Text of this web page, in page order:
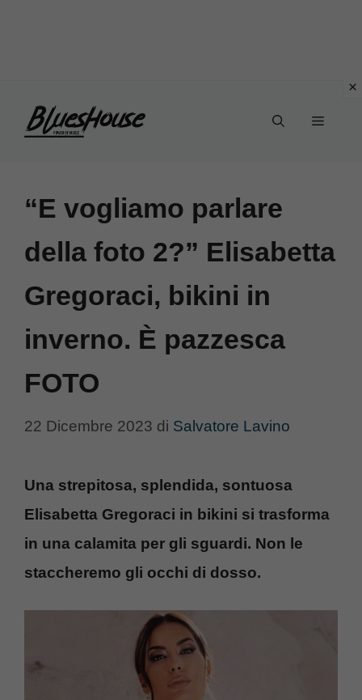
Menu
“E vogliamo parlare
della foto 2?” Elisabetta
Gregoraci, bikini in
inverno. È pazzesca
FOTO
22 Dicembre 2023 di Salvatore Lavino
Una strepitosa, splendida, sontuosa
Elisabetta Gregoraci in bikini si trasforma
in una calamita per gli sguardi. Non le
staccheremo gli occhi di dosso.